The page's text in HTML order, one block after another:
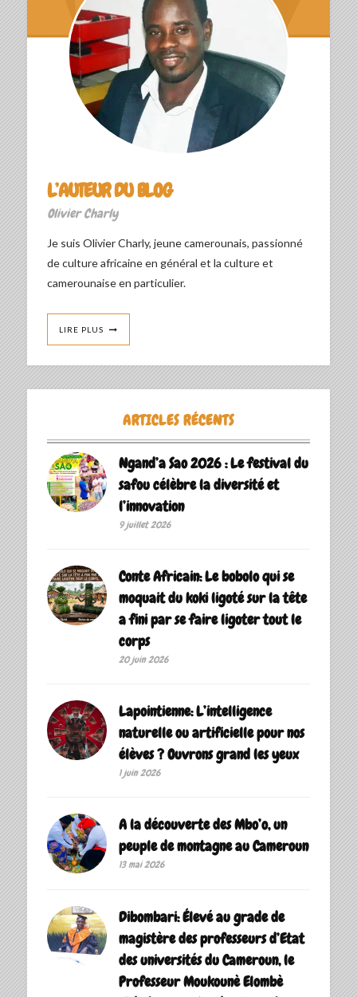
L’AUTEUR DU BLOG
Olivier Charly
Je suis Olivier Charly, jeune camerounais, passionné
de culture africaine en général et la culture et
camerounaise en particulier.
LIRE PLUS
ARTICLES RÉCENTS
Ngand’a Sao 2026 : Le festival du
safou célèbre la diversité et
l’innovation
9 juillet 2026
Conte Africain: Le bobolo qui se
moquait du koki ligoté sur la tête
a fini par se faire ligoter tout le
corps
20 juin 2026
Lapointienne: L’intelligence
naturelle ou artificielle pour nos
élèves ? Ouvrons grand les yeux
1 juin 2026
A la découverte des Mbo’o, un
peuple de montagne au Cameroun
13 mai 2026
Dibombari: Élevé au grade de
magistère des professeurs d’Etat
des universités du Cameroun, le
Professeur Moukounè Elombè